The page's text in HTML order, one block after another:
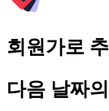
회원가로
다음 날짜